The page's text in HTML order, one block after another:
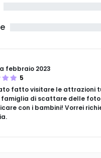
febbraio 2023
5
fatto visitare le attrazioni
di scattare delle foto
con i bambini! Vorrei